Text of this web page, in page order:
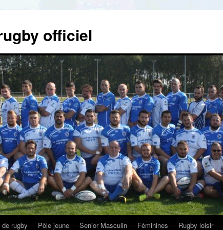
officiel
rugby Pôle jeune Senior Masculin Féminines Rugby loisir